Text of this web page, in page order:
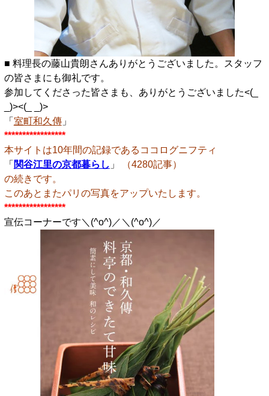
■ 料理長の藤山貴朗さんありがとうございました。スタッフ
の皆さまにも御礼です。
参加してくださった皆さまも、ありがとうございました<(_
_)><(_ _)>
「 室町和久傳」
*****************
本サイトは10年間の記録であるココログニフティ
「 関谷江里の京都暮らし 」
（4280記事）
の続きです。
このあとまたパリの写真をアップいたします。
*****************
宣伝コーナーです＼(^o^)／＼(^o^)／